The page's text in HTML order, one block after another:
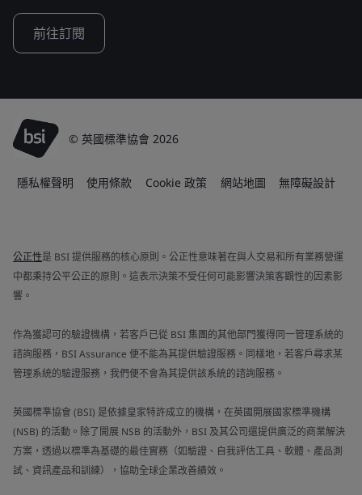
前往訂閱
© 英國標準協會 2026
隱私權聲明 使用條款 Cookie 政策 網站地圖 無障礙設計
公正性是 BSI 提供服務的核心原則。公正性意味著在與人交易和所有業務營運
中都秉持公平公正的原則。這表示決策不受任何可能影響決策客觀性的因素影
響。
作為獲認可的驗證機構，若客戶已從 BSI 集團的其他部門獲得同一管理系統的
諮詢服務，BSI Assurance 便不能為其提供驗證服務。同樣地，若客戶尋求某
管理系統的驗證服務，我們便不會為其提供該系統的諮詢服務。
英國標準協會 (BSI) 是依據皇家特許成立的機構，在英國開展國家標準機構
(NSB) 的活動。除了開展 NSB 的活動外，BSI 及其公司還提供廣泛的商業解決
方案，透過以標準為基礎的最佳實務（如驗證、自我評估工具、軟體、產品測
試、資訊產品和訓練），協助全球企業改善績效。